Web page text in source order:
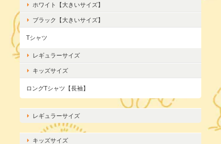
ホワイト【大きいサイズ】
ブラック【大きいサイズ】
Tシャツ
レギュラーサイズ
キッズサイズ
ロングTシャツ【長袖】
レギュラーサイズ
キッズサイズ